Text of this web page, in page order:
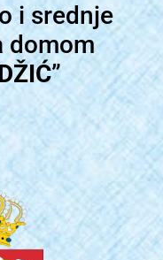
i srednje
domom
”